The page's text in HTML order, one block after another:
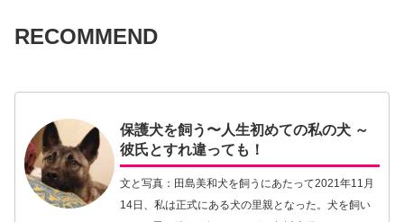
RECOMMEND
保護犬を飼う〜人生初めての私の犬 ～
彼氏とすれ違っても！
文と写真：田島美和犬を飼うにあたって2021年11月
14日、私は正式にある犬の里親となった。犬を飼い